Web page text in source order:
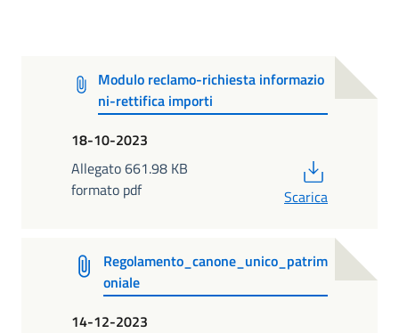
Modulo reclamo-richiesta informazio
ni-rettifica importi
18-10-2023
Allegato 661.98 KB
formato pdf
Scarica
Regolamento_canone_unico_patrim
oniale
14-12-2023